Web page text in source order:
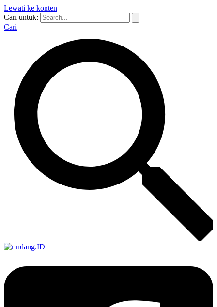
Lewati ke konten
Cari untuk:
Cari